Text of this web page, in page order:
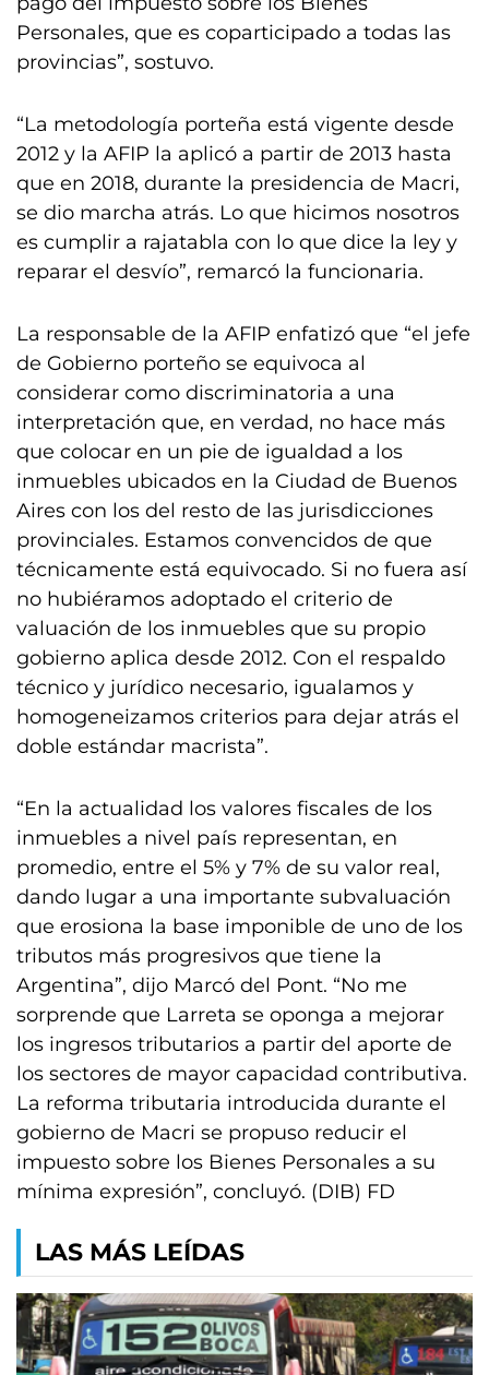
Personales, que es coparticipado a todas las
provincias”, sostuvo.
“La metodología porteña está vigente desde
2012 y la AFIP la aplicó a partir de 2013 hasta
que en 2018, durante la presidencia de Macri,
se dio marcha atrás. Lo que hicimos nosotros
es cumplir a rajatabla con lo que dice la ley y
reparar el desvío”, remarcó la funcionaria.
La responsable de la AFIP enfatizó que “el jefe
de Gobierno porteño se equivoca al
considerar como discriminatoria a una
interpretación que, en verdad, no hace más
que colocar en un pie de igualdad a los
inmuebles ubicados en la Ciudad de Buenos
Aires con los del resto de las jurisdicciones
provinciales. Estamos convencidos de que
técnicamente está equivocado. Si no fuera así
no hubiéramos adoptado el criterio de
valuación de los inmuebles que su propio
gobierno aplica desde 2012. Con el respaldo
técnico y jurídico necesario, igualamos y
homogeneizamos criterios para dejar atrás el
doble estándar macrista”.
“En la actualidad los valores fiscales de los
inmuebles a nivel país representan, en
promedio, entre el 5% y 7% de su valor real,
dando lugar a una importante subvaluación
que erosiona la base imponible de uno de los
tributos más progresivos que tiene la
Argentina”, dijo Marcó del Pont. “No me
sorprende que Larreta se oponga a mejorar
los ingresos tributarios a partir del aporte de
los sectores de mayor capacidad contributiva.
La reforma tributaria introducida durante el
gobierno de Macri se propuso reducir el
impuesto sobre los Bienes Personales a su
mínima expresión”, concluyó. (DIB) FD
LAS MÁS LEÍDAS